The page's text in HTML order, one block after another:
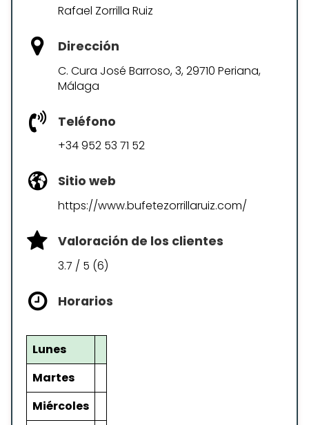
Rafael Zorrilla Ruiz
Dirección
C. Cura José Barroso, 3, 29710 Periana,
Málaga
Teléfono
+34 952 53 71 52
Sitio web
https://www.bufetezorrillaruiz.com/
Valoración de los clientes
3.7 / 5 (6)
Horarios
Lunes
Martes
Miércoles